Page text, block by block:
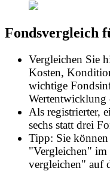
Fondsvergleich
Vergleichen Sie
Kosten,
wichtige
Wertentwicklung
Als registrierter,
sechs statt drei
Tipp: Sie
"Vergleichen"
vergleichen" auf